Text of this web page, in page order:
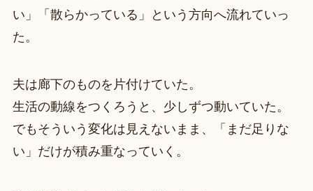
い」「散らかっている」という方向へ流れていっ
た。
夫は廊下のものを片付けていた。
生活の動線をつくろうと、少しずつ動いていた。
でもそういう変化は見えないまま、「まだ足りな
い」だけが積み重なっていく。